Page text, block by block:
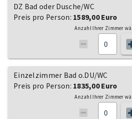
DZ Bad oder Dusche/WC
Preis pro Person: 1589,00 Euro
Anzahl Ihrer Zimmer
Einzelzimmer Bad o.DU/WC
Preis pro Person: 1835,00 Euro
Anzahl Ihrer Zimmer